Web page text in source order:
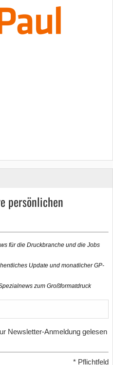
persönlichen
für die Druckbranche und die Jobs
Update und monatlicher GP-
zum Großformatdruck
Newsletter-Anmeldung gelesen
* Pflichtfeld